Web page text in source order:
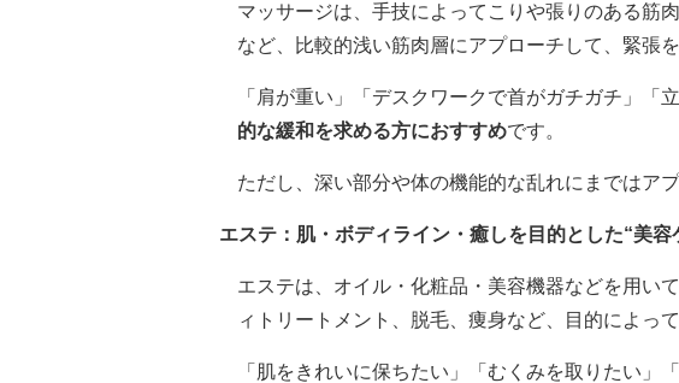
マッサージは、手技によってこりや張りのある筋
など、比較的浅い筋肉層にアプローチして、緊張
「肩が重い」「デスクワークで首がガチガチ」「
的な緩和を求める方におすすめです。
ただし、深い部分や体の機能的な乱れにまではア
エステ：肌・ボディライン・癒しを目的とした“美容
エステは、オイル・化粧品・美容機器などを用いて
ィトリートメント、脱毛、痩身など、目的によっ
「肌をきれいに保ちたい」「むくみを取りたい」